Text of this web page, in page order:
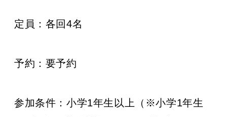
定員： 各回4名
予約： 要予約
参加条件：小学1年生以上 （※小学1年生